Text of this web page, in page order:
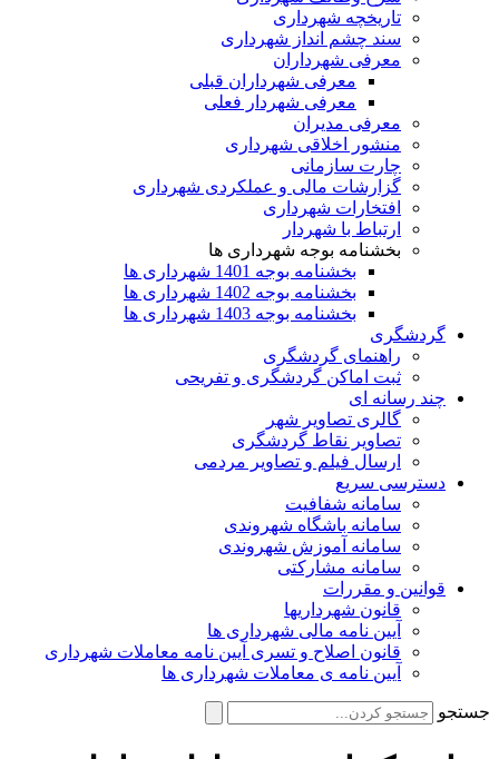
تاریخچه شهرداری
سند چشم انداز شهرداری
معرفی شهرداران
معرفی شهرداران قبلی
معرفی شهردار فعلی
معرفی مدیران
منشور اخلاقی شهرداری
چارت سازمانی
گزارشات مالی و عملکردی شهرداری
افتخارات شهرداری
ارتباط با شهردار
بخشنامه بوجه شهرداری ها
بخشنامه بوجه 1401 شهرداری ها
بخشنامه بوجه 1402 شهرداری ها
بخشنامه بوجه 1403 شهرداری ها
گردشگری
راهنمای گردشگری
ثبت اماکن گردشگری و تفریحی
چند رسانه ای
گالری تصاویر شهر
تصاویر نقاط گردشگری
ارسال فیلم و تصاویر مردمی
دسترسی سریع
سامانه شفافیت
سامانه باشگاه شهروندی
سامانه آموزش شهروندی
سامانه مشارکتی
قوانین و مقررات
قانون شهرداریها
آیین نامه مالی شهرداری ها
قانون اصلاح و تسری آیین نامه معاملات شهرداری
آیین نامه ی معاملات شهرداری ها
جستجو